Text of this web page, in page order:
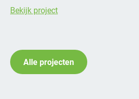
Bekijk project
Alle projecten